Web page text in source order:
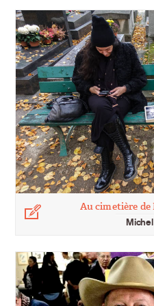
Au cimetière